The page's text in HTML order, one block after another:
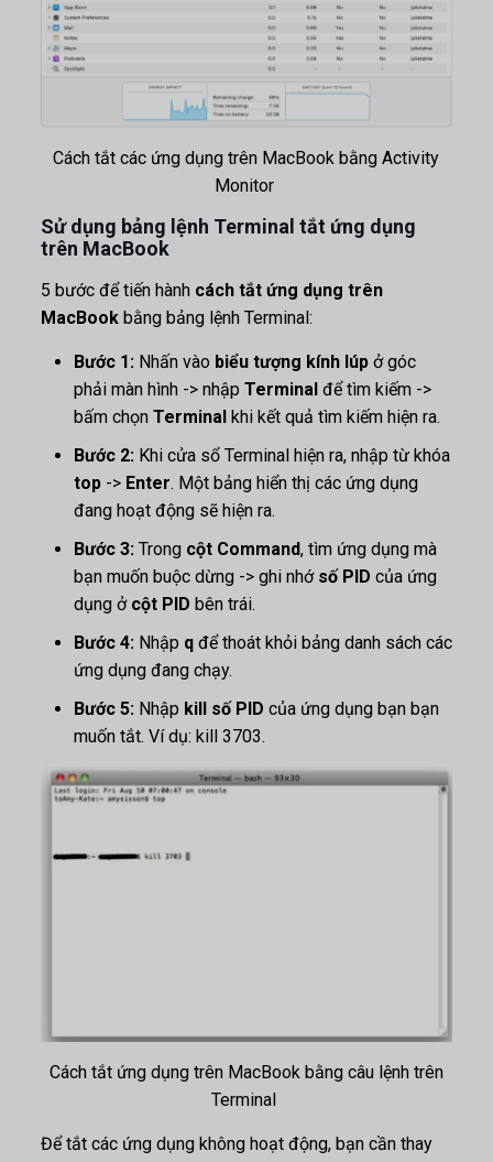
Cách tắt các ứng dụng trên MacBook bằng Activity
Monitor
Sử dụng bảng lệnh Terminal tắt ứng dụng
trên MacBook
5 bước để tiến hành cách tắt ứng dụng trên
MacBookbằng bảng lệnh Terminal:
Bước 1: Nhấn vào biểu tượng kính lúpở góc
phải màn hình -> nhập Terminal để tìm kiếm ->
bấm chọn Terminal khi kết quả tìm kiếm hiện ra.
Bước 2: Khi cửa sổ Terminal hiện ra, nhập từ khóa
top-> Enter. Một bảng hiển thị các ứng dụng
đang hoạt động sẽ hiện ra.
Bước 3: Trong cột Command, tìm ứng dụng mà
bạn muốn buộc dừng -> ghi nhớ số PID của ứng
dụng ở cột PID bên trái.
Bước 4: Nhập qđể thoát khỏi bảng danh sách các
ứng dụng đang chạy.
Bước 5: Nhập kill số PID của ứng dụng bạn bạn
muốn tắt. Ví dụ: kill 3703.
Cách tắt ứng dụng trên MacBook bằng câu lệnh trên
Terminal
Để tắt các ứng dụng không hoạt động, bạn cần thay